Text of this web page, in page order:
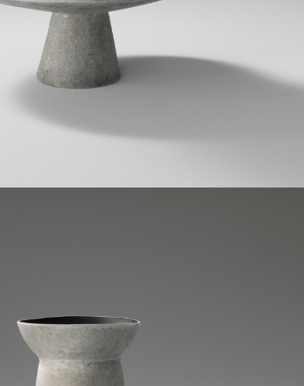
Autorizzo Il Trattamento Dei Dati Personali Ai Sensi Dell'art.13
Desidero ricevere aggiornamenti da ImperfettoLab ed
Autorizzo Il Trattamento Dei Dati Personali Ai Sensi Dell'art.13
Desidero ricevere aggiornamenti da ImperfettoLab ed